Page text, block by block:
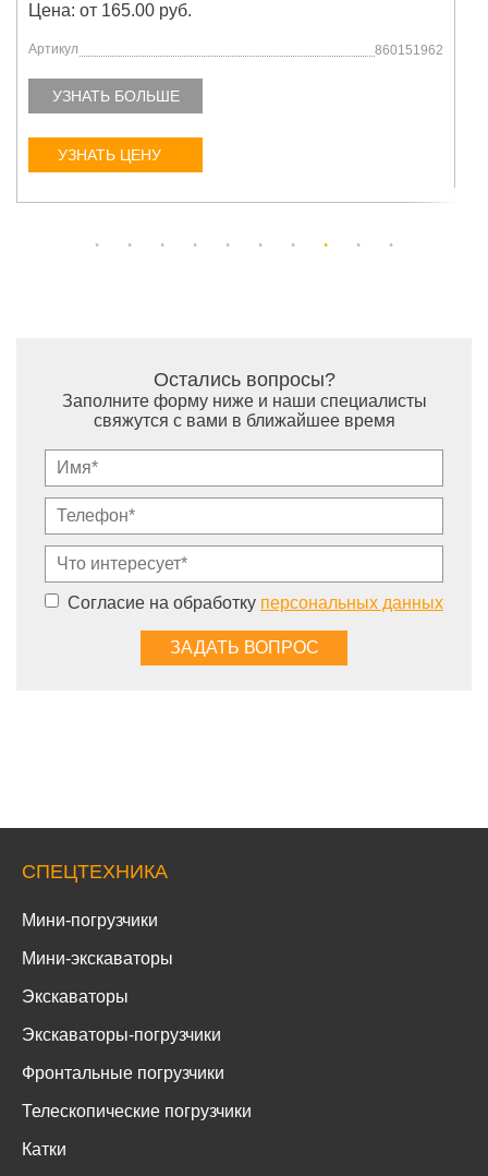
Цена: от 165.00 руб.
Артикул 803611819
УЗНАТЬ БОЛЬШЕ
УЗНАТЬ ЦЕНУ
Остались вопросы?
Заполните форму ниже и наши специалисты
свяжутся с вами в ближайшее время
Согласие на обработку персональных данных
СПЕЦТЕХНИКА
Мини-погрузчики
Мини-экскаваторы
Экскаваторы
Экскаваторы-погрузчики
Фронтальные погрузчики
Телескопические погрузчики
Катки